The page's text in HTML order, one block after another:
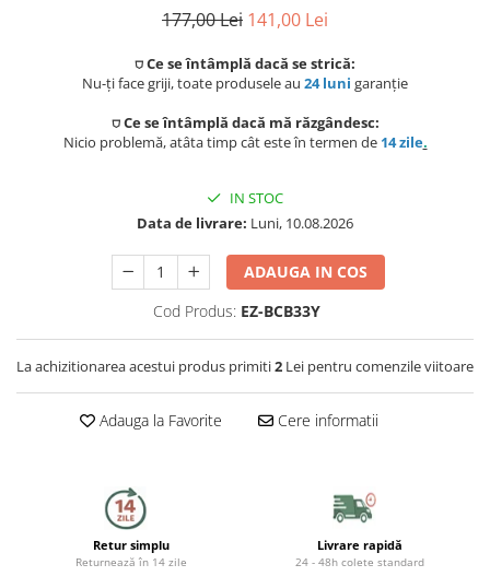
Clapete de actionare
Accesorii WC
Placi de indreptat parul
Perii de par electrice
Ondulatoare
Aparate de tuns & ras
Cantare corporale
Mobilier pentru baie
177,00 Lei 141,00 Lei
⛉ Ce se întâmplă dacă se strică:
Nu-ți face griji, toate produsele au 24 luni garanție
⛉ Ce se întâmplă dacă mă răzgândesc:
Nicio problemă, atâta timp cât este în termen de 14 zile.
IN STOC
Data de livrare: Luni, 10.08.2026
ADAUGA IN COS
Cod Produs: EZ-BCB33Y
La achizitionarea acestui produs primiti2 Lei pentru comenzile viitoare
Adauga la Favorite Cere informatii
Retur simplu
Returnează în 14 zile
Livrare rapidă
24 - 48h colete standard